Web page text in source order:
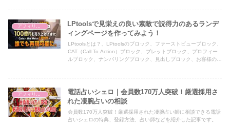
アフィリエイト
LPtoolsで見栄えの良い素敵で説得力のあるランデ
ィングページを作ってみよう！
LPtoolsとは？、LPtoolsのブロック、ファーストビューブロック、
CAT（Call To Action）ブロック、ブレットブロック、プロフィー
ルブロック、ナンバリングブロック、見出しブロック、お客様の声
アフィリエイト
電話占いシェロ｜会員数170万人突破！厳選採用さ
れた凄腕占いの相談
会員数170万人突破！厳選採用された凄腕占い師に相談できる電話
占いシェロの特典、登録方法、占い師などを紹介した記事です。